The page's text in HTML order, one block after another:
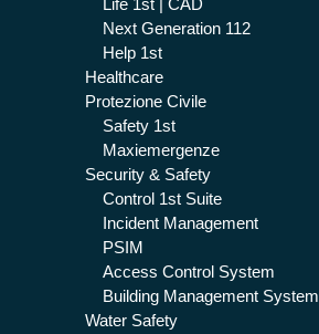
Life 1st | CAD
Next Generation 112
Help 1st
Healthcare
Protezione Civile
Safety 1st
Maxiemergenze
Security & Safety
Control 1st Suite
Incident Management
PSIM
Access Control System
Building Management System
Water Safety